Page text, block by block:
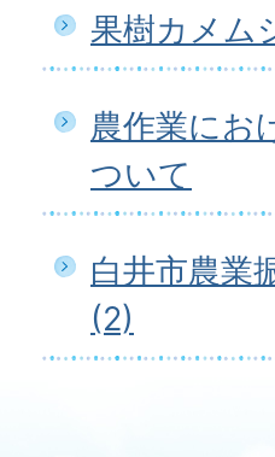
果樹カメム
農作業にお
ついて
白井市農業
(2)